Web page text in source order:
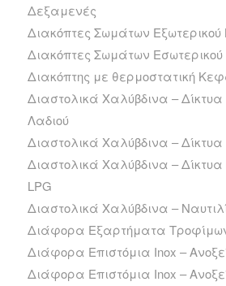
Δεξαμενές
Διακόπτες Σωμάτων Εξωτερικού
Διακόπτες Σωμάτων
Διακόπτης με θερμοστατική
Διαστολικά Χαλύβδινα –
Λαδιού
Διαστολικά Χαλύβδινα –
Διαστολικά Χαλύβδινα –
LPG
Διαστολικά Χαλύβδινα –
Διάφορα Εξαρτήματα
Διάφορα Επιστόμια Inox –
Διάφορα Επιστόμια Inox –